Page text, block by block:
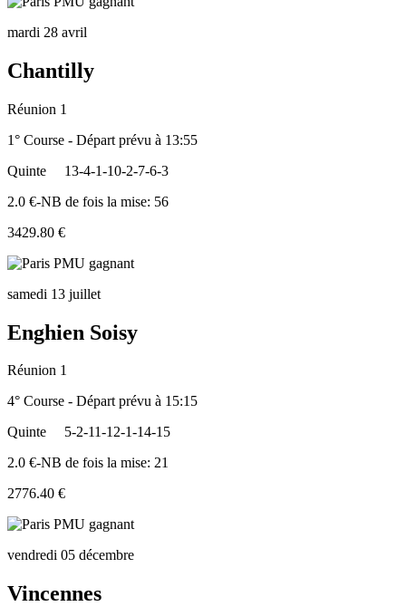
mardi 28 avril
Chantilly
Réunion 1
1° Course - Départ prévu à 13:55
Quinte
13-4-1-10-2-7-6-3
2.0 €-NB de fois la mise: 56
3429.80 €
samedi 13 juillet
Enghien Soisy
Réunion 1
4° Course - Départ prévu à 15:15
Quinte
5-2-11-12-1-14-15
2.0 €-NB de fois la mise: 21
2776.40 €
vendredi 05 décembre
Vincennes